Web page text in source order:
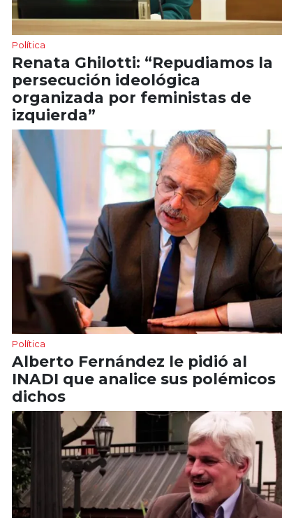
Política
Renata Ghilotti: “Repudiamos la
persecución ideológica
organizada por feministas de
izquierda”
Política
Alberto Fernández le pidió al
INADI que analice sus polémicos
dichos